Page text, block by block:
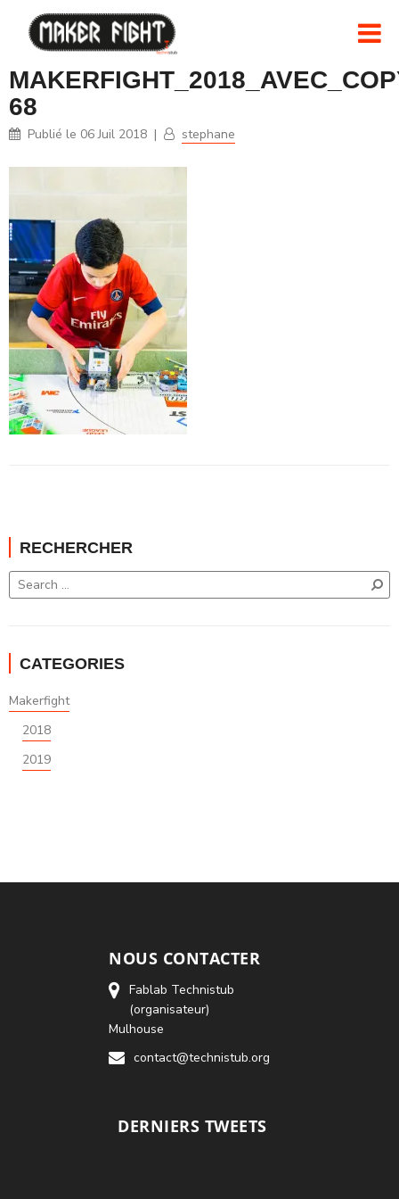
68
Publié le 06 Juil 2018 | stephane
RECHERCHER
CATEGORIES
Makerfight
2018
2019
NOUS CONTACTER
Fablab Technistub
(organisateur)
Mulhouse
contact@technistub.org
DERNIERS TWEETS